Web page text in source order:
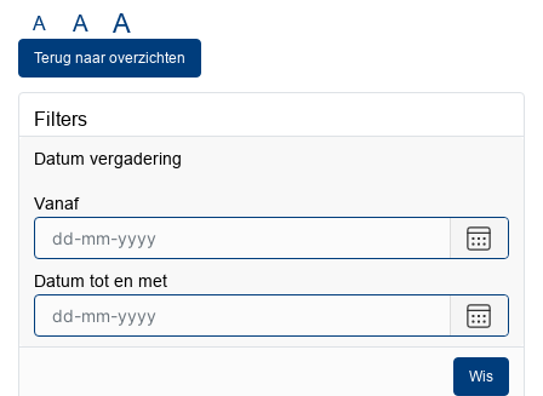
A A A
Terug naar overzichten
Filters
Datum vergadering
vanaf
een
vanaf
Datum tot en met
een
datum
tot
Wis